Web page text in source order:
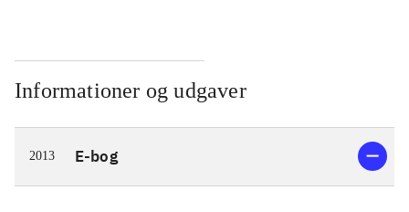
Informationer og udgaver
2013 E-bog